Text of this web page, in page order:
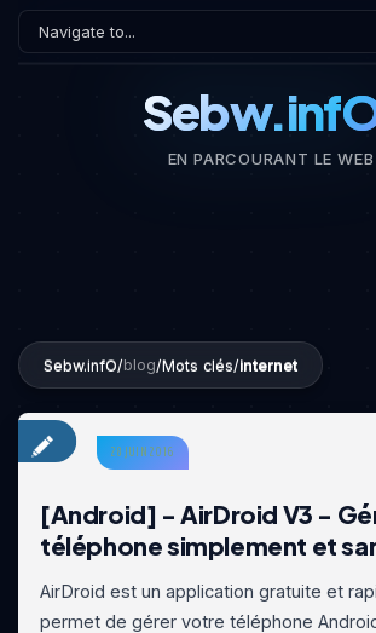
EN PARCOURANT LE WEB
Sebw.infO/blog/Mots clés/internet
[Android] - AirDroid V3 - Gérer son
téléphone simplement et
AirDroid est un application gratuite et
permet de gérer votre téléphone
28 JUIN 2016